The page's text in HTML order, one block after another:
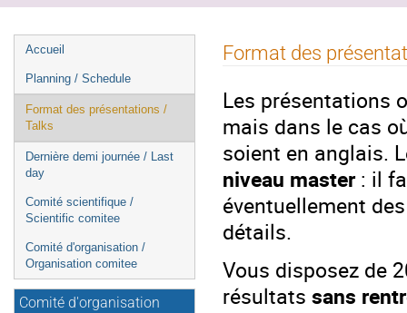
Menu
de
l'événement
Accueil
Planning / Schedule
Format des présentations /
Talks
Dernière demi journée / Last
day
Comité scientifique /
Scientific comitee
Comité d'organisation /
Organisation comitee
Comité d'organisation
Format des
Les présentations
mais dans le cas
soient en anglais.
niveau master: il
éventuellement
détails.
Vous disposez de
résultats sans